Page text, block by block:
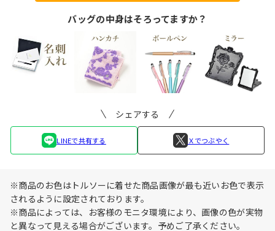
バッグの中身はそろってますか？
シェアする
LINEで共有する Ｘでつぶやく
※商品のお色はトルソーに着せた商品画像が最も近いお色で表示
されるように設定されております。
※商品によっては、お客様のモニタ環境により、画像の色が実物
と異なって見える場合がございます。予めご了承ください。